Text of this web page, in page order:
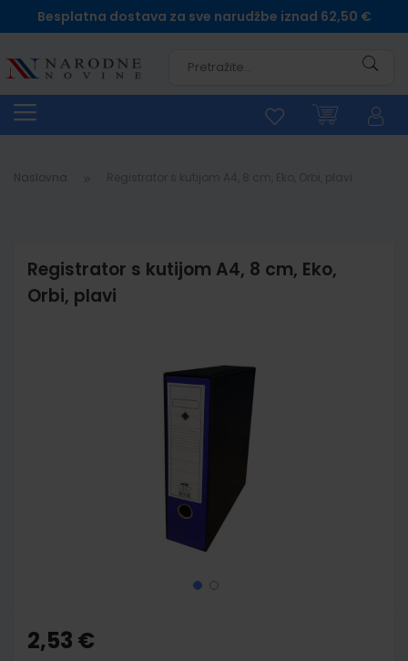
Besplatna dostava za sve narudžbe iznad 62,50 €
Naslovna
Registrator s kutijom A4, 8 cm, Eko,
Orbi, plavi
the
beginning
2,53 €